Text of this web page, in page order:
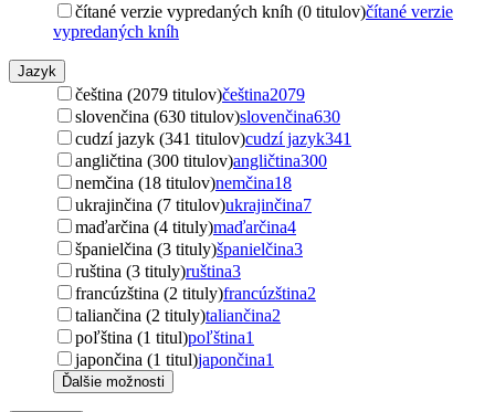
čítané verzie vypredaných kníh (0 titulov)čítané verzie
vypredaných kníh
Jazyk
čeština (2079 titulov)čeština2079
slovenčina (630 titulov)slovenčina630
cudzí jazyk (341 titulov)cudzí jazyk341
angličtina (300 titulov)angličtina300
nemčina (18 titulov)nemčina18
ukrajinčina (7 titulov)ukrajinčina7
maďarčina (4 tituly)maďarčina4
španielčina (3 tituly)španielčina3
ruština (3 tituly)ruština3
francúzština (2 tituly)francúzština2
taliančina (2 tituly)taliančina2
poľština (1 titul)poľština1
japončina (1 titul)japončina1
Ďalšie možnosti